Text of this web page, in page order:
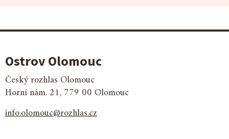
Ostrov Olomouc
Český rozhlas Olomouc
Horní nám. 21, 779 00 Olomouc
info.olomouc@rozhlas.cz